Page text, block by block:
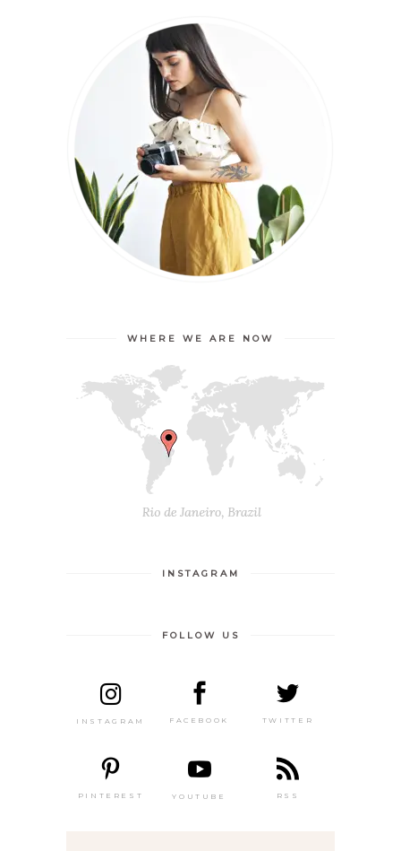
WHERE WE ARE NOW
INSTAGRAM
FOLLOW US
INSTAGRAM FACEBOOK TWITTER
PINTEREST YOUTUBE RSS